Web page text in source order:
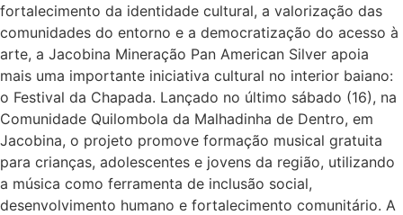
fortalecimento da identidade cultural, a valorização das
comunidades do entorno e a democratização do acesso à
arte, a Jacobina Mineração Pan American Silver apoia
mais uma importante iniciativa cultural no interior baiano:
o Festival da Chapada. Lançado no último sábado (16), na
Comunidade Quilombola da Malhadinha de Dentro, em
Jacobina, o projeto promove formação musical gratuita
para crianças, adolescentes e jovens da região, utilizando
a música como ferramenta de inclusão social,
desenvolvimento humano e fortalecimento comunitário. A